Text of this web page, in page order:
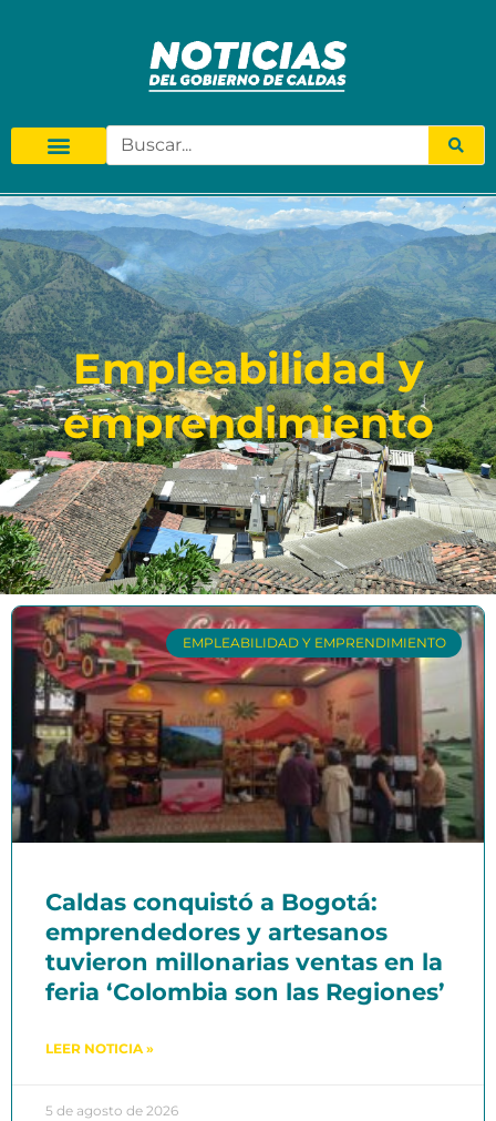
Empleabilidad y
emprendimiento
EMPLEABILIDAD Y EMPRENDIMIENTO
Caldas conquistó a Bogotá:
emprendedores y artesanos
tuvieron millonarias ventas en la
feria ‘Colombia son las Regiones’
LEER NOTICIA »
5 de agosto de 2026